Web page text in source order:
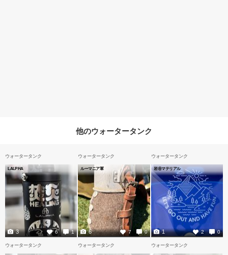
他のウォータータンク
ウォータータンク
LALPHA
6 1
3
ウォータータンク
ルーマニア軍
7 0
6
ウォータータンク
岩谷マテリアル
2 0
1
ウォータータンク ウォータータンク ウォータータンク